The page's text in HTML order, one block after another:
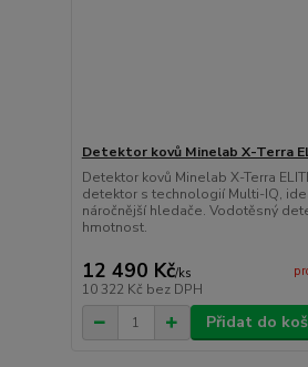
Detektor kovů Minelab X-Terra
Detektor kovů Minelab X-Terra
detektor s technologií Multi-IQ,
náročnější hledače. Vodotěsný
hmotnost.
12 490 Kč/ks
10 322 Kč bez DPH
Přidat do